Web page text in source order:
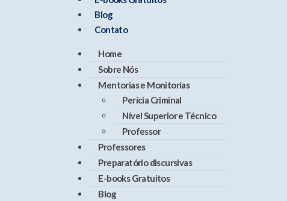
Blog
Contato
Home
Sobre Nós
Mentorias e Monitorias
Perícia Criminal
Nível Superior e Técnico
Professor
Professores
Preparatório discursivas
E-books Gratuitos
Blog